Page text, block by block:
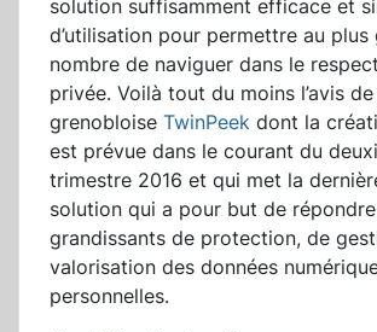
solution suffisamment efficace et
d’utilisation pour permettre au plus
nombre de naviguer dans le
privée. Voilà tout du moins l’avis
grenobloise TwinPeek dont la
est prévue dans le courant du
trimestre 2016 et qui met la
solution qui a pour but de
grandissants de protection, de
valorisation des données
personnelles.